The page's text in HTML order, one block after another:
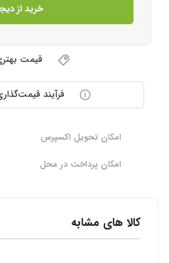
خرید از
قیمت
فرآیند
امکان تحویل اکسپرس
امکان پرداخت در محل
کالا های مشابه